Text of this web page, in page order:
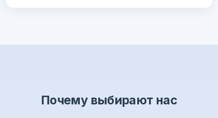
Почему выбирают нас